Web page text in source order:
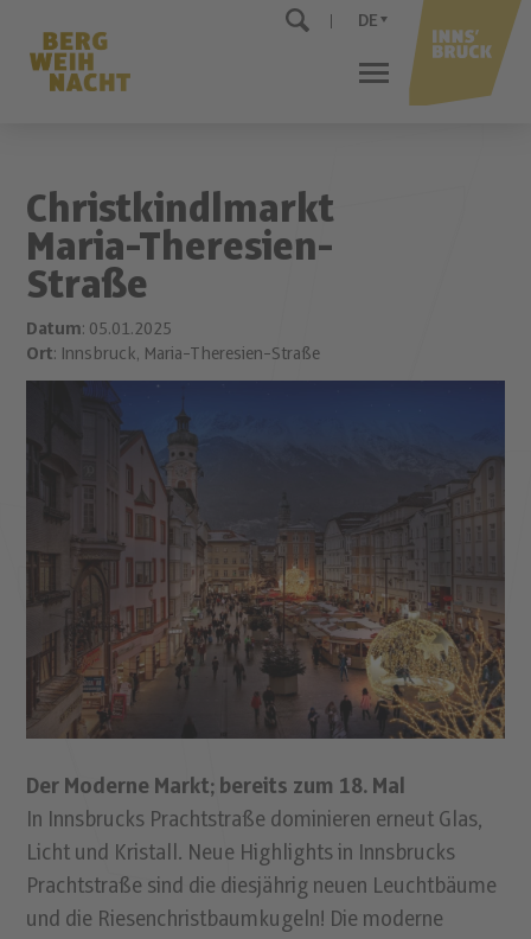
DE
Christkindlmarkt
Maria-Theresien-
Straße
Datum: 05.01.2025
Ort: Innsbruck, Maria-Theresien-Straße
Der Moderne Markt; bereits zum 18. Mal
In Innsbrucks Prachtstraße dominieren erneut Glas,
Licht und Kristall. Neue Highlights in Innsbrucks
Prachtstraße sind die diesjährig neuen Leuchtbäume
und die Riesenchristbaumkugeln! Die moderne